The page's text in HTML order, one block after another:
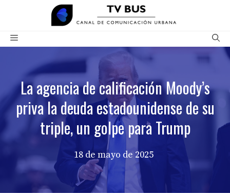
contenido
Menú
La agencia de calificación Moody’s
priva la deuda estadounidense de su
triple, un golpe para Trump
18 de mayo de 2025